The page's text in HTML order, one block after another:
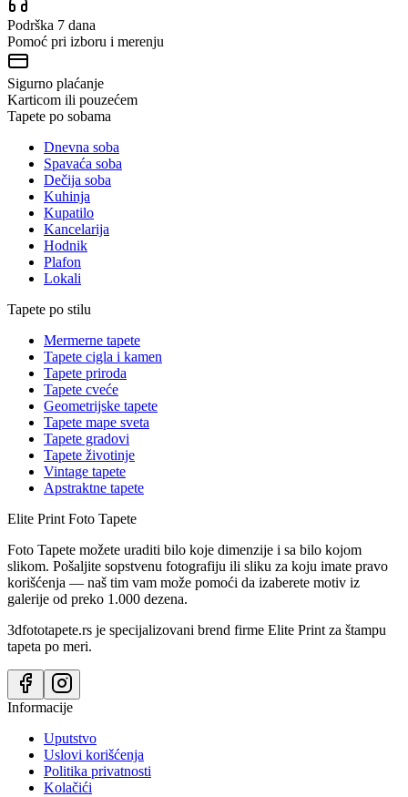
Podrška 7 dana
Pomoć pri izboru i merenju
Sigurno plaćanje
Karticom ili pouzećem
Tapete po sobama
Dnevna soba
Spavaća soba
Dečija soba
Kuhinja
Kupatilo
Kancelarija
Hodnik
Plafon
Lokali
Tapete po stilu
Mermerne tapete
Tapete cigla i kamen
Tapete priroda
Tapete cveće
Geometrijske tapete
Tapete mape sveta
Tapete gradovi
Tapete životinje
Vintage tapete
Apstraktne tapete
Elite Print Foto Tapete
Foto Tapete možete uraditi bilo koje dimenzije i sa bilo kojom
slikom. Pošaljite sopstvenu fotografiju ili sliku za koju imate pravo
korišćenja — naš tim vam može pomoći da izaberete motiv iz
galerije od preko 1.000 dezena.
3dfototapete.rs je specijalizovani brend firme Elite Print za štampu
tapeta po meri.
Informacije
Uputstvo
Uslovi korišćenja
Politika privatnosti
Kolačići